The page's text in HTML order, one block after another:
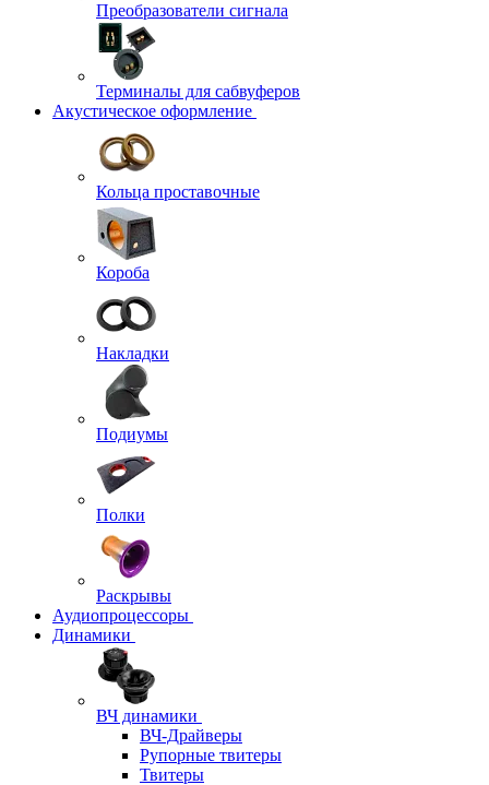
Преобразователи сигнала
Терминалы для сабвуферов
Акустическое оформление
Кольца проставочные
Короба
Накладки
Подиумы
Полки
Раскрывы
Аудиопроцессоры
Динамики
ВЧ динамики
ВЧ-Драйверы
Рупорные твитеры
Твитеры